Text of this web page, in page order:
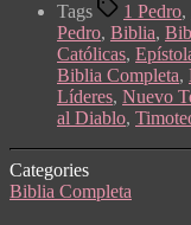
Tags 1 Pedro,
Pedro, Biblia,
Católicas,
Biblia Completa,
Líderes, Nuevo
al Diablo,
Categories
Biblia Completa